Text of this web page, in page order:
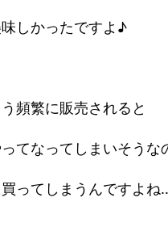
しかったですよ♪
頻繁に販売されると
てなってしまいそうな
ってしまうんですよね